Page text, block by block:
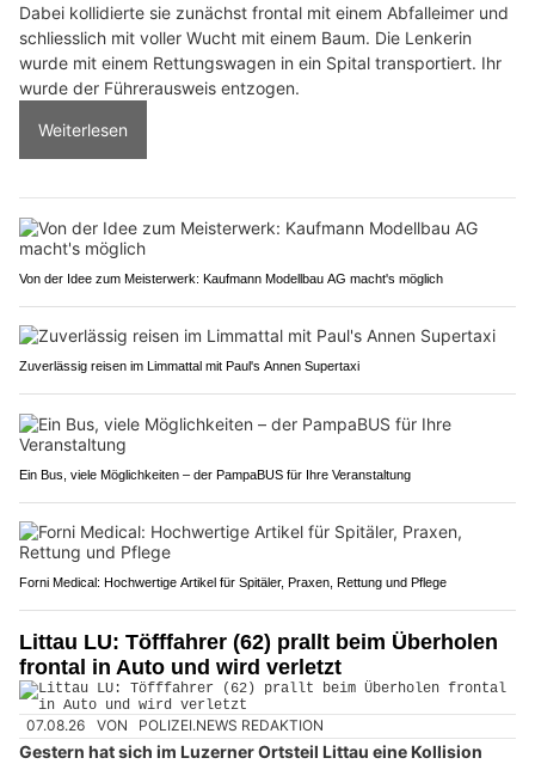
Dabei kollidierte sie zunächst frontal mit einem Abfalleimer und
schliesslich mit voller Wucht mit einem Baum. Die Lenkerin
wurde mit einem Rettungswagen in ein Spital transportiert. Ihr
wurde der Führerausweis entzogen.
Weiterlesen
Von der Idee zum Meisterwerk: Kaufmann Modellbau AG macht's möglich
Zuverlässig reisen im Limmattal mit Paul's Annen Supertaxi
Ein Bus, viele Möglichkeiten – der PampaBUS für Ihre Veranstaltung
Forni Medical: Hochwertige Artikel für Spitäler, Praxen, Rettung und Pflege
Littau LU: Töfffahrer (62) prallt beim Überholen
frontal in Auto und wird verletzt
07.08.26 VON POLIZEI.NEWS REDAKTION
Gestern hat sich im Luzerner Ortsteil Littau eine Kollision